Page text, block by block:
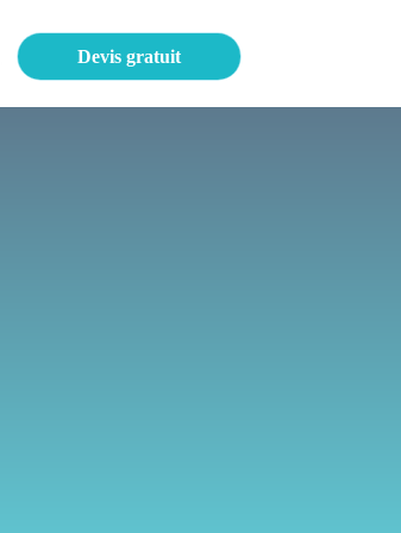
Devis gratuit